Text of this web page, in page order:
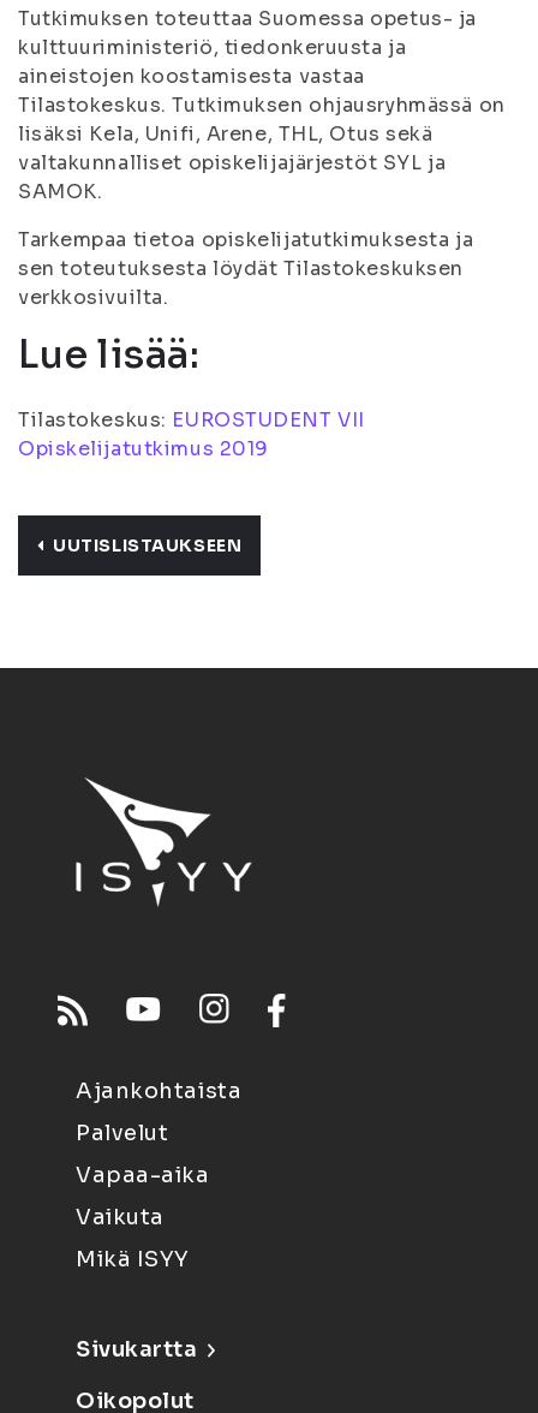
Tutkimuksen toteuttaa Suomessa opetus- ja
kulttuuriministeriö, tiedonkeruusta ja
aineistojen koostamisesta vastaa
Tilastokeskus. Tutkimuksen ohjausryhmässä on
lisäksi Kela, Unifi, Arene, THL, Otus sekä
valtakunnalliset opiskelijajärjestöt SYL ja
SAMOK.
Tarkempaa tietoa opiskelijatutkimuksesta ja
sen toteutuksesta löydät Tilastokeskuksen
verkkosivuilta.
Lue lisää:
Tilastokeskus: EUROSTUDENT VII
Opiskelijatutkimus 2019
UUTISLISTAUKSEEN
Ajankohtaista
Palvelut
Vapaa-aika
Vaikuta
Mikä ISYY
Sivukartta
Oikopolut